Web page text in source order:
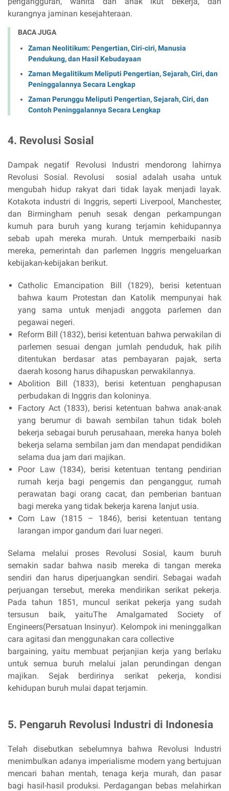
kurangnya jaminan kesejahteraan.
BACA JUGA
Zaman Neolitikum: Pengertian, Ciri-ciri, Manusia
Pendukung, dan Hasil Kebudayaan
Zaman Megalitikum Meliputi Pengertian, Sejarah, Ciri, dan
Peninggalannya Secara Lengkap
Zaman Perunggu Meliputi Pengertian, Sejarah, Ciri, dan
Contoh Peninggalannya Secara Lengkap
4. Revolusi Sosial
Dampak negatif Revolusi Industri mendorong lahirnya
Revolusi Sosial. Revolusi sosial adalah usaha untuk
mengubah hidup rakyat dari tidak layak menjadi layak.
Kotakota industri di Inggris, seperti Liverpool, Manchester,
dan Birmingham penuh sesak dengan perkampungan
kumuh para buruh yang kurang terjamin kehidupannya
sebab upah mereka murah. Untuk memperbaiki nasib
mereka, pemerintah dan parlemen Inggris mengeluarkan
kebijakan-kebijakan berikut.
Catholic Emancipation Bill (1829), berisi ketentuan
bahwa kaum Protestan dan Katolik mempunyai hak
yang sama untuk menjadi anggota parlemen dan
pegawai negeri.
Reform Bill (1832), berisi ketentuan bahwa perwakilan di
parlemen sesuai dengan jumlah penduduk, hak pilih
ditentukan berdasar atas pembayaran pajak, serta
daerah kosong harus dihapuskan perwakilannya.
Abolition Bill (1833), berisi ketentuan penghapusan
perbudakan di Inggris dan koloninya.
Factory Act (1833), berisi ketentuan bahwa anak-anak
yang berumur di bawah sembilan tahun tidak boleh
bekerja sebagai buruh perusahaan, mereka hanya boleh
bekerja selama sembilan jam dan mendapat pendidikan
selama dua jam dari majikan.
Poor Law (1834), berisi ketentuan tentang pendirian
rumah kerja bagi pengemis dan penganggur, rumah
perawatan bagi orang cacat, dan pemberian bantuan
bagi mereka yang tidak bekerja karena lanjut usia.
Corn Law (1815 – 1846), berisi ketentuan tentang
larangan impor gandum dari luar negeri.
Selama melalui proses Revolusi Sosial, kaum buruh
semakin sadar bahwa nasib mereka di tangan mereka
sendiri dan harus diperjuangkan sendiri. Sebagai wadah
perjuangan tersebut, mereka mendirikan serikat pekerja.
Pada tahun 1851, muncul serikat pekerja yang sudah
tersusun baik, yaituThe Amalgamated Society of
Engineers(Persatuan Insinyur). Kelompok ini meninggalkan
cara agitasi dan menggunakan cara collective
bargaining, yaitu membuat perjanjian kerja yang berlaku
untuk semua buruh melalui jalan perundingan dengan
majikan. Sejak berdirinya serikat pekerja, kondisi
kehidupan buruh mulai dapat terjamin.
5. Pengaruh Revolusi Industri di Indonesia
Telah disebutkan sebelumnya bahwa Revolusi Industri
menimbulkan adanya imperialisme modern yang bertujuan
mencari bahan mentah, tenaga kerja murah, dan pasar
bagi hasil-hasil produksi. Perdagangan bebas melahirkan